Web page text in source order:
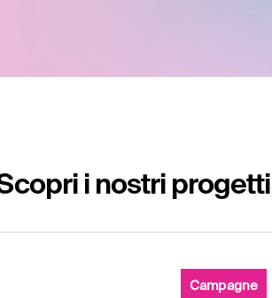
i nostri
Campagne